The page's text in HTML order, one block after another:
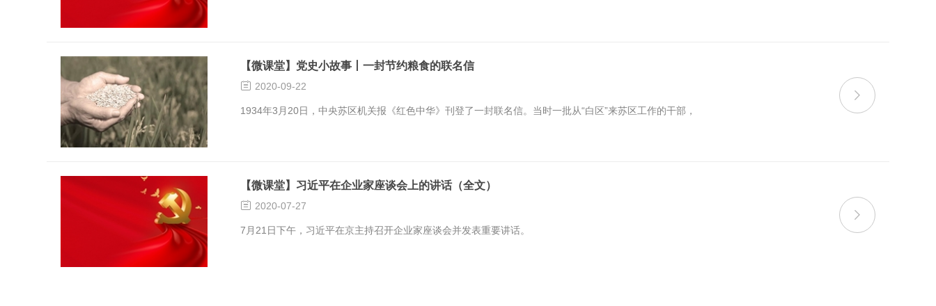
【微课堂】党史小故事丨一封节约粮食的联名信
 2020-09-22
1934年3月20日，中央苏区机关报《红色中华》刊登了一封联名信。当时一批从“白区”来苏区工作的干部，

【微课堂】习近平在企业家座谈会上的讲话（全文）
 2020-07-27
7月21日下午，习近平在京主持召开企业家座谈会并发表重要讲话。
